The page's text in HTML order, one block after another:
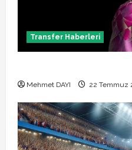
Transfer Haberleri
Mehmet DAYI 22 Temmuz